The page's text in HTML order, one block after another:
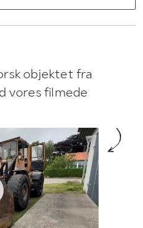
objektet fra
vores filmede